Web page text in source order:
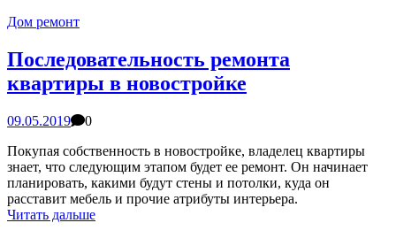
Дом ремонт
Последовательность ремонта
квартиры в новостройке
09.05.2019
0
Покупая собственность в новостройке, владелец квартиры
знает, что следующим этапом будет ее ремонт. Он начинает
планировать, какими будут стены и потолки, куда он
расставит мебель и прочие атрибуты интерьера.
Читать дальше